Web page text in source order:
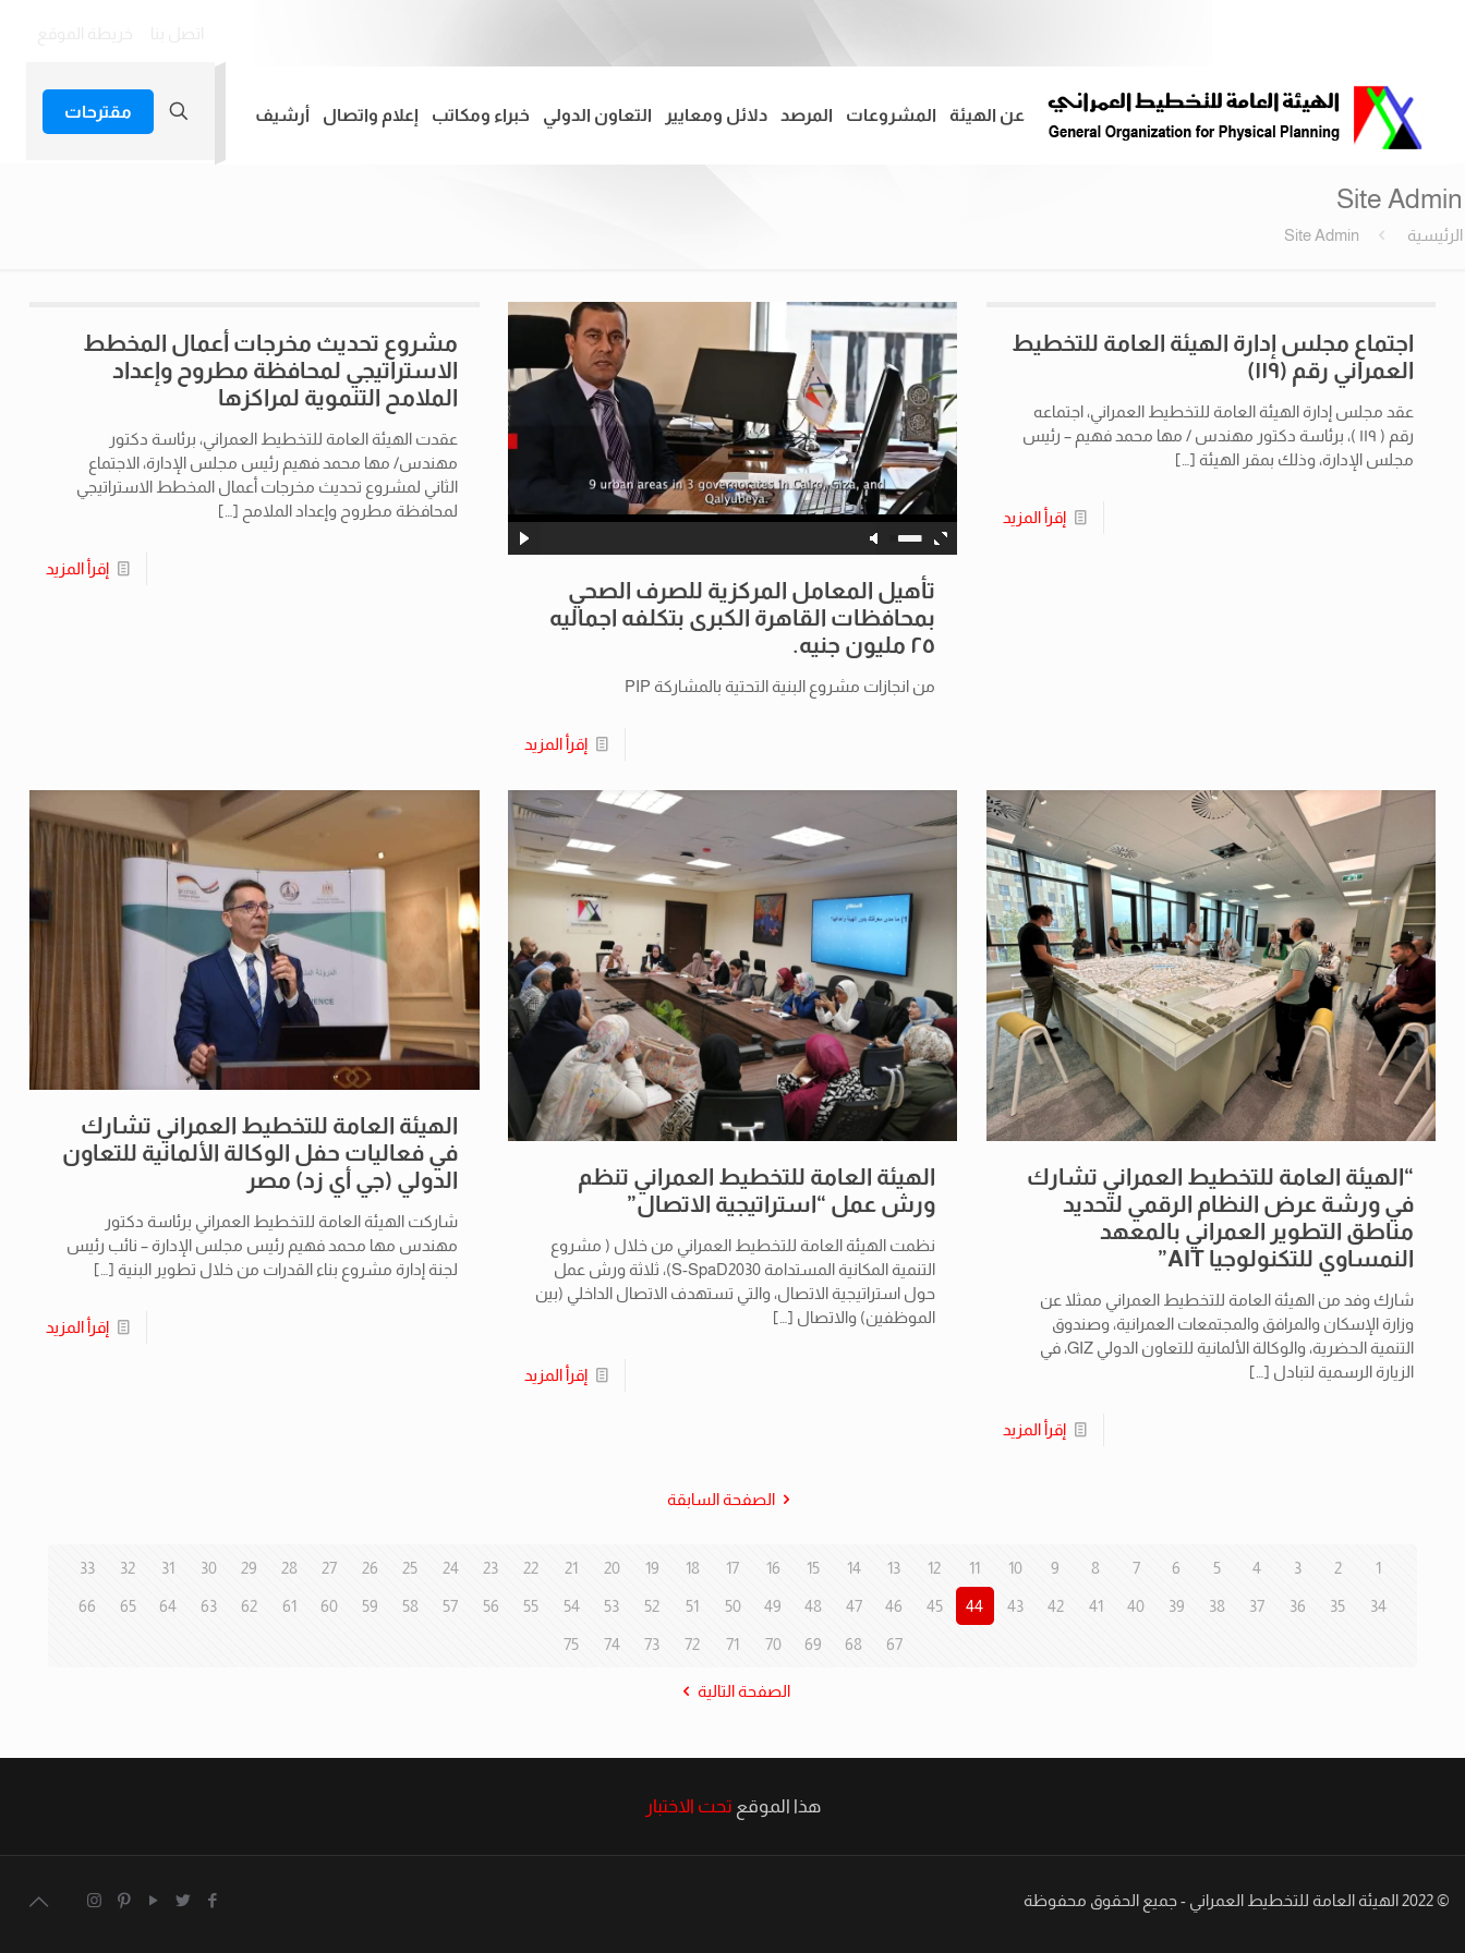
عن الهيئة المشروعات المرصد دلائل ومعايير التعاون الدولي خبراء ومكاتب إعلام واتصال أرشيف مقترحات
Site Admin
الرئيسية Site Admin
اجتماع مجلس إدارة الهيئة العامة للتخطيط
العمراني رقم (١١٩)
عقد مجلس إدارة الهيئة العامة للتخطيط العمراني، اجتماعه
رقم ( ١١٩ )، برئاسة دكتور مهندس / مها محمد فهيم – رئيس
مجلس الإدارة، وذلك بمقر الهيئة […]
إقرأ المزيد
تأهيل المعامل المركزية للصرف الصحي
بمحافظات القاهرة الكبرى بتكلفه اجماليه
٢٥ مليون جنيه.
من انجازات مشروع البنية التحتية بالمشاركة PIP
إقرأ المزيد
مشروع تحديث مخرجات أعمال المخطط
الاستراتيجي لمحافظة مطروح وإعداد
الملامح التنموية لمراكزها
عقدت الهيئة العامة للتخطيط العمراني، برئاسة دكتور
مهندس/ مها محمد فهيم رئيس مجلس الإدارة، الاجتماع
الثاني لمشروع تحديث مخرجات أعمال المخطط الاستراتيجي
لمحافظة مطروح وإعداد الملامح […]
إقرأ المزيد
“الهيئة العامة للتخطيط العمراني تشارك
في ورشة عرض النظام الرقمي لتحديد
مناطق التطوير العمراني بالمعهد
النمساوي للتكنولوجيا AIT”
شارك وفد من الهيئة العامة للتخطيط العمراني ممثلا عن
وزارة الإسكان والمرافق والمجتمعات العمرانية، وصندوق
التنمية الحضرية، والوكالة الألمانية للتعاون الدولي GIZ، في
الزيارة الرسمية لتبادل […]
إقرأ المزيد
الهيئة العامة للتخطيط العمراني تنظم
ورش عمل “استراتيجية الاتصال”
نظمت الهيئة العامة للتخطيط العمراني من خلال ( مشروع
التنمية المكانية المستدامة S-SpaD2030)، ثلاثة ورش عمل
حول استراتيجية الاتصال، والتي تستهدف الاتصال الداخلي (بين
الموظفين) والاتصال […]
إقرأ المزيد
الهيئة العامة للتخطيط العمراني تشارك
في فعاليات حفل الوكالة الألمانية للتعاون
الدولي (جي أي زد) مصر
شاركت الهيئة العامة للتخطيط العمراني برئاسة دكتور
مهندس مها محمد فهيم رئيس مجلس الإدارة – نائب رئيس
لجنة إدارة مشروع بناء القدرات من خلال تطوير البنية […]
إقرأ المزيد
الصفحة السابقة
1
2
3
4
5
6
7
8
9
10
11
12
13
14
15
16
17
18
19
20
21
22
23
24
25
26
27
28
29
30
31
32
33
34
35
36
37
38
39
40
41
42
43
44
45
46
47
48
49
50
51
52
53
54
55
56
57
58
59
60
61
62
63
64
65
66
67
68
69
70
71
72
73
74
75
الصفحة التالية
هذا الموقع تحت الاختبار
© 2022 الهيئة العامة للتخطيط العمراني - جميع الحقوق محفوظة